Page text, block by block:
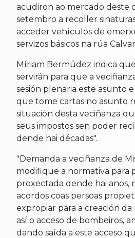
acudiron ao mercado deste
setembro a recoller
acceder vehículos de
servizos básicos na rúa
Míriam Bermúdez indica
servirán para que a
sesión plenaria este asunto
que tome cartas no asunto
situación desta veciñanza
seus impostos sen poder
dende hai décadas".
"Demanda a veciñanza de
modifique a normativa para
proxectada dende hai anos,
acordos coas persoas
expropiar para a creación
así o acceso de bombeiros,
dando saída a este acceso